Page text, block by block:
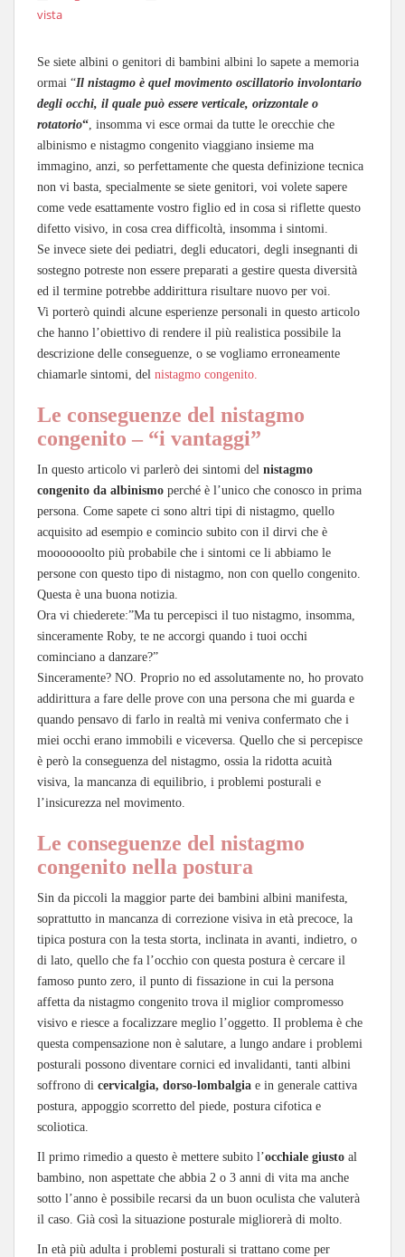
vista
Se siete albini o genitori di bambini albini lo sapete a memoria
ormai “Il nistagmo è quel movimento oscillatorio involontario
degli occhi, il quale può essere verticale, orizzontale o
rotatorio“ , insomma vi esce ormai da tutte le orecchie che
albinismo e nistagmo congenito viaggiano insieme ma
immagino, anzi, so perfettamente che questa definizione tecnica
non vi basta, specialmente se siete genitori, voi volete sapere
come vede esattamente vostro figlio ed in cosa si riflette questo
difetto visivo, in cosa crea difficoltà, insomma i sintomi.
Se invece siete dei pediatri, degli educatori, degli insegnanti di
sostegno potreste non essere preparati a gestire questa diversità
ed il termine potrebbe addirittura risultare nuovo per voi.
Vi porterò quindi alcune esperienze personali in questo articolo
che hanno l’obiettivo di rendere il più realistica possibile la
descrizione delle conseguenze, o se vogliamo erroneamente
chiamarle sintomi, del nistagmo congenito.
Le conseguenze del nistagmo
congenito – “i vantaggi”
In questo articolo vi parlerò dei sintomi del nistagmo
congenito da albinismo perché è l’unico che conosco in prima
persona. Come sapete ci sono altri tipi di nistagmo, quello
acquisito ad esempio e comincio subito con il dirvi che è
mooooooolto più probabile che i sintomi ce li abbiamo le
persone con questo tipo di nistagmo, non con quello congenito.
Questa è una buona notizia.
Ora vi chiederete:”Ma tu percepisci il tuo nistagmo, insomma,
sinceramente Roby, te ne accorgi quando i tuoi occhi
cominciano a danzare?”
Sinceramente? NO. Proprio no ed assolutamente no, ho provato
addirittura a fare delle prove con una persona che mi guarda e
quando pensavo di farlo in realtà mi veniva confermato che i
miei occhi erano immobili e viceversa. Quello che si percepisce
è però la conseguenza del nistagmo, ossia la ridotta acuità
visiva, la mancanza di equilibrio, i problemi posturali e
l’insicurezza nel movimento.
Le conseguenze del nistagmo
congenito nella postura
Sin da piccoli la maggior parte dei bambini albini manifesta,
soprattutto in mancanza di correzione visiva in età precoce, la
tipica postura con la testa storta, inclinata in avanti, indietro, o
di lato, quello che fa l’occhio con questa postura è cercare il
famoso punto zero, il punto di fissazione in cui la persona
affetta da nistagmo congenito trova il miglior compromesso
visivo e riesce a focalizzare meglio l’oggetto. Il problema è che
questa compensazione non è salutare, a lungo andare i problemi
posturali possono diventare cornici ed invalidanti, tanti albini
soffrono di cervicalgia, dorso-lombalgia e in generale cattiva
postura, appoggio scorretto del piede, postura cifotica e
scoliotica.
Il primo rimedio a questo è mettere subito l’occhiale giusto al
bambino, non aspettate che abbia 2 o 3 anni di vita ma anche
sotto l’anno è possibile recarsi da un buon oculista che valuterà
il caso. Già così la situazione posturale migliorerà di molto.
In età più adulta i problemi posturali si trattano come per